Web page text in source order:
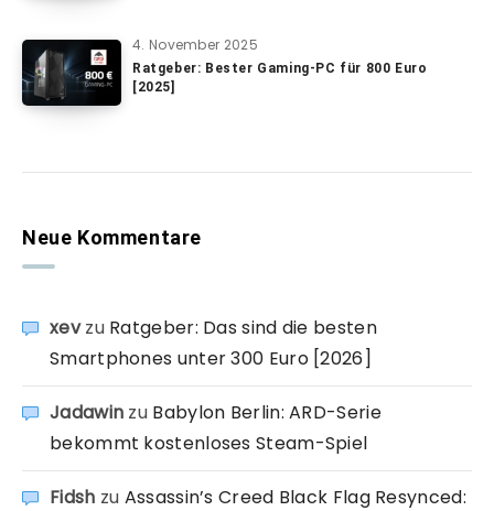
4. November 2025
Ratgeber: Bester Gaming-PC für 800 Euro
[2025]
Neue Kommentare
xevzu Ratgeber: Das sind die besten
Smartphones unter 300 Euro [2026]
Jadawin zu Babylon Berlin: ARD-Serie
bekommt kostenloses Steam-Spiel
Fidsh zu Assassin’s Creed Black Flag Resynced: